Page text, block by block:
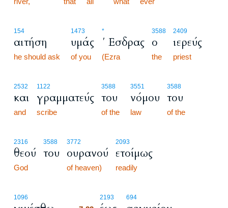
154
αιτήση
he should ask
1473
υμάς
of you
*
΄ Εσδρας
(Ezra
3588
ο
the
2409
ιερεύς
priest
2532
και
and
1122
γραμματεύς
scribe
3588
του
of the
3551
νόμου
law
3588
του
of the
2316
θεού
God
3588
του
3772
ουρανού
of heaven)
2093
ετοίμως
readily
1096 2193 694